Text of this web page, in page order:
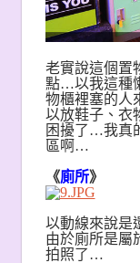
老實說這個置
點…以我這種
物櫃裡塞的人
以放鞋子、衣
困擾了…我真
區啊…
《廁所》
以動線來說是
由於廁所是屬
拍照了…